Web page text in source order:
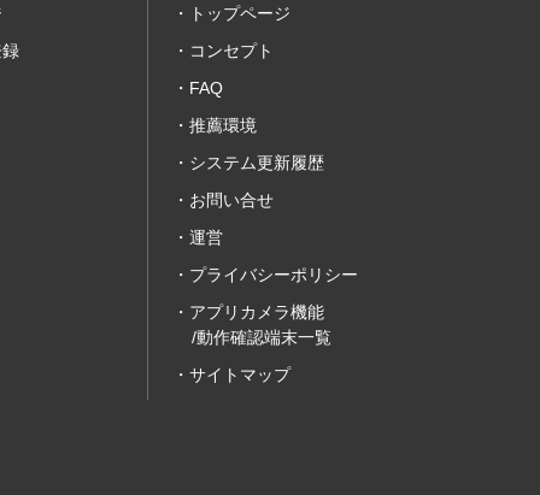
トップページ
コンセプト
FAQ
推薦環境
システム更新履歴
お問い合せ
運営
プライバシーポリシー
アプリカメラ機能
/動作確認端末一覧
サイトマップ